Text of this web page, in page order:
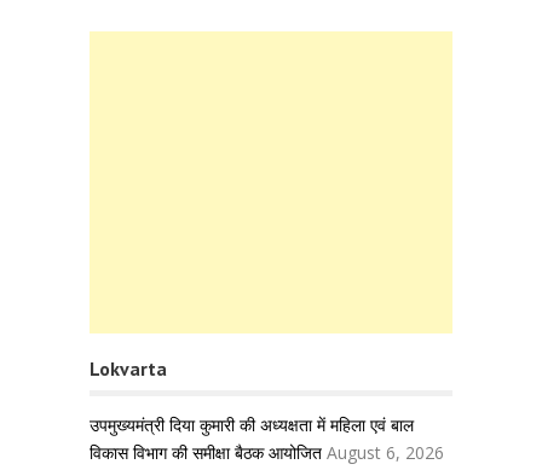
Lokvarta
उपमुख्यमंत्री दिया कुमारी की अध्यक्षता में महिला एवं बाल
विकास विभाग की समीक्षा बैठक आयोजित August 6, 2026